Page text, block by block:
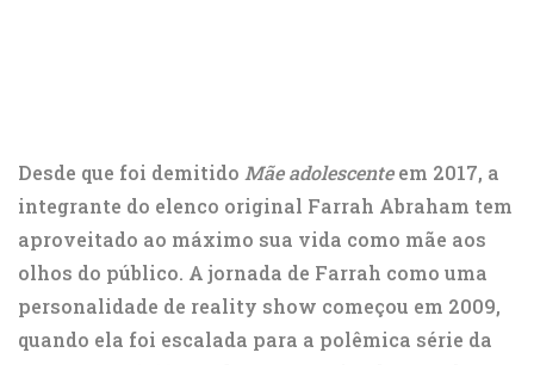
Desde que foi demitido Mãe adolescente em 2017, a
integrante do elenco original Farrah Abraham tem
aproveitado ao máximo sua vida como mãe aos
olhos do público. A jornada de Farrah como uma
personalidade de reality show começou em 2009,
quando ela foi escalada para a polêmica série da